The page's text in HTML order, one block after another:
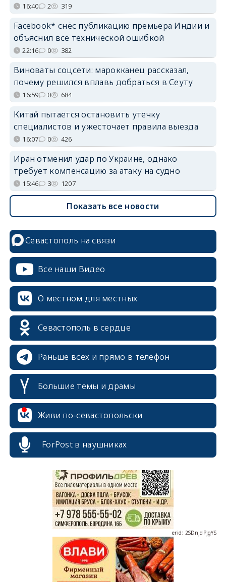
16:40 2 319
Facebook* снёс публикацию премьера Индии и
объяснил всё технической ошибкой
22:16 0 382
Виноваты соцсети: марокканец рассказал,
почему решился вплавь добраться в Сеуту
16:59 0 684
Китай пытается остановить утечку
специалистов и ужесточает правила выезда
16:07 0 426
Иран отменил удар по Украине, однако
требует компенсацию за атаку на судно
15:46 3 1207
Показать все новости
Севастополь на связи
Все наши Видео
О местном для местных
Севастополь в сердце
Раньше всех и прямо в телефон
Большие темы и драмы
Живи по-севастопольски
ForPost в наушниках
erid: 2SDnjcrDNw6
erid: 2SDnjdvhGXG